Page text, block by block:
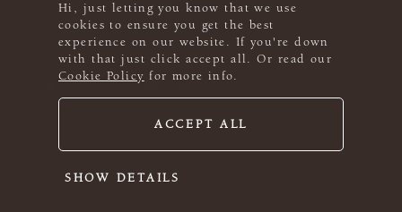
Hi, just letting you know that we use
cookies to ensure you get the best
experience on our website. If you're down
with that just click accept all. Or read our
Cookie Policy for more info.
ACCEPT ALL
SHOW DETAILS
© 2026 Rowan